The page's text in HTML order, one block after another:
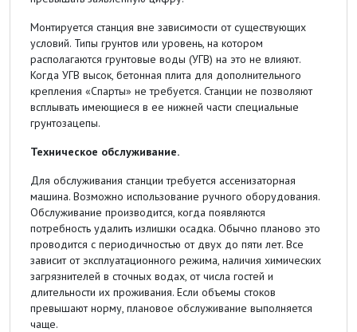
Монтируется станция вне зависимости от существующих
условий. Типы грунтов или уровень, на котором
располагаются грунтовые воды (УГВ) на это не влияют.
Когда УГВ высок, бетонная плита для дополнительного
крепления «Спарты» не требуется. Станции не позволяют
всплывать имеющиеся в ее нижней части специальные
грунтозацепы.
Техническое обслуживание.
Для обслуживания станции требуется ассенизаторная
машина. Возможно использование ручного оборудования.
Обслуживание производится, когда появляются
потребность удалить излишки осадка. Обычно планово это
проводится с периодичностью от двух до пяти лет. Все
зависит от эксплуатационного режима, наличия химических
загрязнителей в сточных водах, от числа гостей и
длительности их проживания. Если объемы стоков
превышают норму, плановое обслуживание выполняется
чаще.